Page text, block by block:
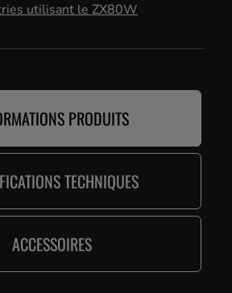
utilisant le ZX80W
PRODUITS
TECHNIQUES
ACCESSOIRES